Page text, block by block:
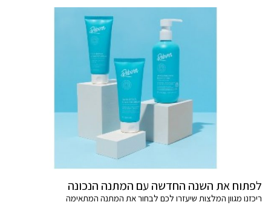
לפתוח את השנה החדשה עם המתנה הנכונה
ריכזנו מגוון המלצות שיעזרו לכם לבחור את המתנה המתאימה